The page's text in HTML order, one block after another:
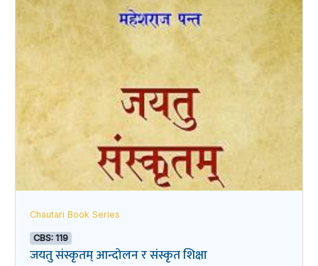
Chautari Book Series
CBS: 119
जयतु संस्कृतम्‌‌ आन्दोलन र संस्कृत शिक्षा